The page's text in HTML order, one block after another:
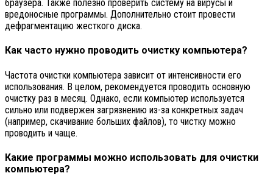
браузера. Также полезно проверить систему на вирусы и
вредоносные программы. Дополнительно стоит провести
дефрагментацию жесткого диска.
Как часто нужно проводить очистку компьютера?
Частота очистки компьютера зависит от интенсивности его
использования. В целом, рекомендуется проводить основную
очистку раз в месяц. Однако, если компьютер используется
сильно или подвержен загрязнению из-за конкретных задач
(например, скачивание больших файлов), то чистку можно
проводить и чаще.
Какие программы можно использовать для очистки
компьютера?